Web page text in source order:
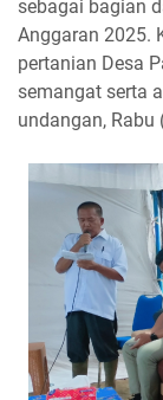
sebagai bagian
Anggaran 2025.
pertanian Desa
semangat serta
undangan,